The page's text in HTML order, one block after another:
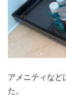
アメニティなど
た。